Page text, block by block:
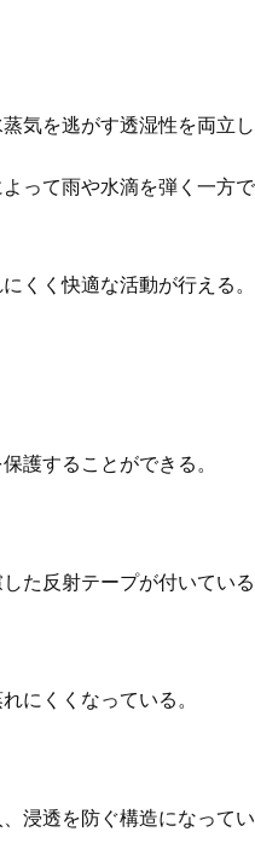
気を逃がす透湿性を両立し
って雨や水滴を弾く一方
くく快適な活動が行える。
護することができる。
た反射テープが付いている
にくくなっている。
浸透を防ぐ構造になってい